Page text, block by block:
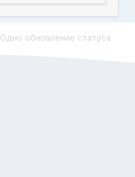
Одно обновление статуса